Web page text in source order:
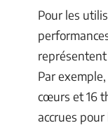
Pour les
Par exemple,
cœurs et 16
accrues